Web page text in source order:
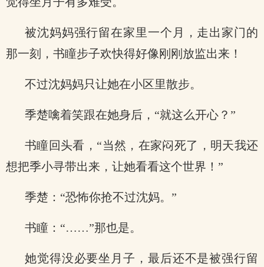
被沈妈妈强行留在家里一个月，走出家门的
那一刻，书瞳步子欢快得好像刚刚放监出来！
不过沈妈妈只让她在小区里散步。
季楚噙着笑跟在她身后，“就这么开心？”
书瞳回头看，“当然，在家闷死了，明天我还
想把季小寻带出来，让她看看这个世界！”
季楚：“恐怖你抢不过沈妈。”
书瞳：“……”那也是。
她觉得没必要坐月子，最后还不是被强行留